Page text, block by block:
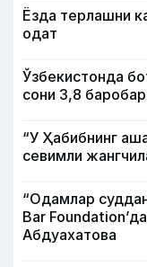
Ёзда терлашни
одат
Ўзбекистонда
сони 3,8
“У Ҳабибнинг
севимли
“Одамлар
Bar
Абдуахатова